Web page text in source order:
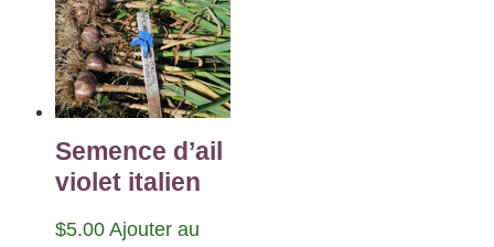
Semence d’ail
violet italien
$5.00 Ajouter au